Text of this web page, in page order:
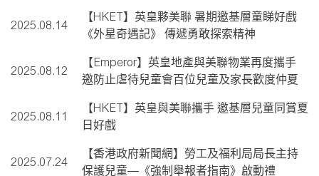
2025.08.14
【HKET】英皇夥美聯 暑期邀基層童睇好戲
《外星奇遇記》 傳遞勇敢探索精神
2025.08.12
【Emperor】英皇地產與美聯物業再度攜手
邀防止虐待兒童會百位兒童及家長歡度仲夏
2025.08.11
【HKET】英皇與美聯攜手 邀基層兒童同賞夏
日好戲
2025.07.24
【香港政府新聞網】勞工及福利局局長主持
保護兒童—《強制舉報者指南》啟動禮